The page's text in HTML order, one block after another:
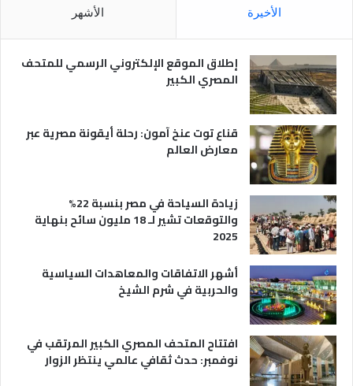
ر
ي
ة
و
الأخيرة الأشهر
إطلاق الموقع الإلكتروني الرسمي للمتحف
المصري الكبير
قناع توت عنخ آمون: رحلة أيقونة مصرية عبر
معارض العالم
زيادة السياحة في مصر بنسبة 22%
والتوقعات تشير لـ 18 مليون سائح بنهاية
2025
أشهر الاتفاقات والمعاهدات السياسية
والحربية في شرم الشيخ
افتتاح المتحف المصري الكبير المرتقب في
نوفمبر: حدث ثقافي عالمي ينتظر الزوار